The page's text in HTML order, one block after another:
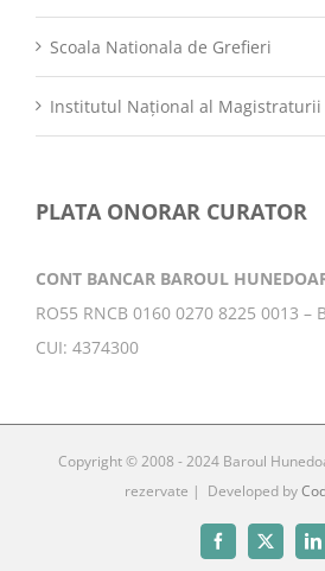
Scoala Nationala de Grefieri
Institutul Național al Magistraturii
PLATA ONORAR CURATOR
CONT BANCAR BAROUL
RO55 RNCB 0160 0270 8225 0013 –
CUI: 4374300
Copyright © 2008 - 2024 Baroul
rezervate | Developed by
Facebook
X